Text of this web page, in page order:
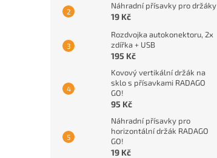
Náhradní přísavky pro držáky
19 Kč
Rozdvojka autokonektoru, 2x
zdířka + USB
195 Kč
Kovový vertikální držák na
sklo s přísavkami RADAGO
GO!
95 Kč
Náhradní přísavky pro
horizontální držák RADAGO
GO!
19 Kč